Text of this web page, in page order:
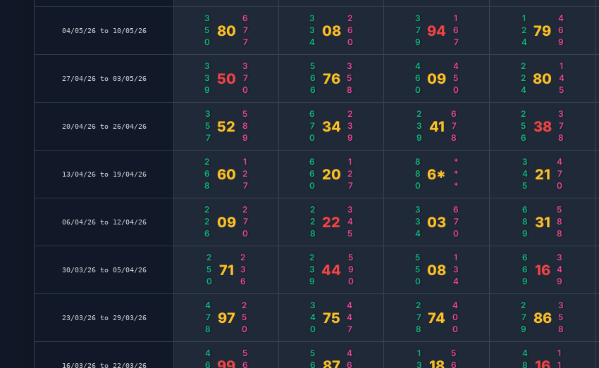
04/05/26 to 10/05/26 350 80 677 334 08 260 379 94 167 124 79 469
27/04/26 to 03/05/26 339 50 370 566 76 358 460 09 450 224 80 145
20/04/26 to 26/04/26 357 52 589 670 34 239 239 41 678 256 38 378
13/04/26 to 19/04/26 268 60 127 660 20 127 880 6* *** 345 21 470
06/04/26 to 12/04/26 226 09 270 228 22 345 334 03 670 689 31 588
30/03/26 to 05/04/26 250 71 236 239 44 590 550 08 134 669 16 349
23/03/26 to 29/03/26 478 97 250 340 75 447 278 74 400 279 86 358
16/03/26 to 22/03/26